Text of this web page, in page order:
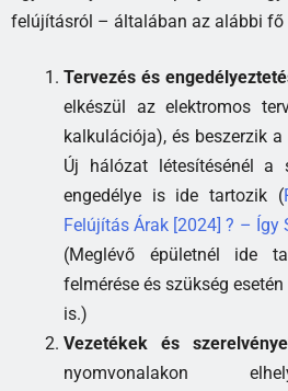
felújításról – általában az alábbi fő
Tervezés és
elkészül az elektromos
kalkulációja), és beszerzik
Új hálózat létesítésénél a
engedélye is ide tartozik (
Felújítás Árak [2024] ? – Így
(Meglévő épületnél ide
felmérése és szükség
is.)
Vezetékek és
nyomvonalakon